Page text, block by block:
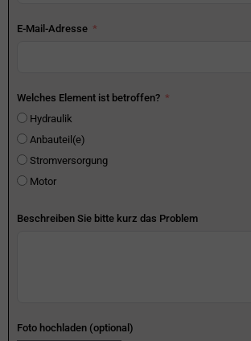
E-Mail-Adresse
Welches Element ist betroffen?
Hydraulik
Anbauteil(e)
Stromversorgung
Motor
Beschreiben Sie bitte kurz das Problem
Foto hochladen (optional)